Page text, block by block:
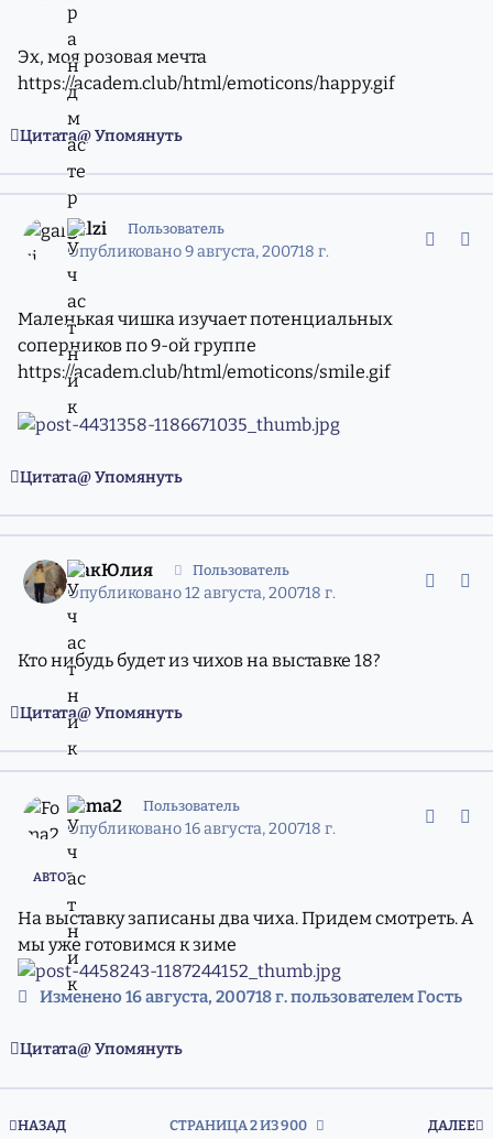
Эх, моя розовая мечта
https://academ.club/html/emoticons/happy.gif
Цитата Упомянуть
galzi Пользователь
Опубликовано9 августа, 200718 г.
comment_4431358
Статистика авторов
Маленькая чишка изучает потенциальных
соперников по 9-ой группе
https://academ.club/html/emoticons/smile.gif
Цитата Упомянуть
ПакЮлия Пользователь
Опубликовано12 августа, 200718 г.
Кто нибудь будет из чихов на выставке 18?
Цитата Упомянуть
Foma2 Пользователь
Опубликовано16 августа, 200718 г.
АВТОР
На выставку записаны два чиха. Придем смотреть. А
мы уже готовимся к зиме
Изменено16 августа, 200718 г.пользователем Гость
Цитата Упомянуть
ПЕРВАЯ СТРАНИЦА
НАЗАД ДАЛЕЕ
СТРАНИЦА 2 ИЗ 900